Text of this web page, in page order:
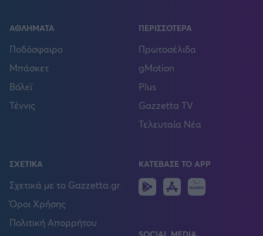
ΑΘΛΗΜΑΤΑ
Ποδόσφαιρο
Μπάσκετ
Βόλεϊ
Τέννις
ΠΕΡΙΣΣΟΤΕΡΑ
Πρωτοσέλιδα
gMotion
Plus
Gazzetta TV
Τελευταία Νέα
ΣΧΕΤΙΚΑ
Σχετικά με το Gazzetta.gr
Όροι Χρήσης
Πολιτική Απορρήτου
ΚΑΤΕΒΑΣΕ ΤΟ APP
Android
IOS